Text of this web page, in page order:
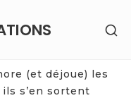
(et déjoue) les
s’en sortent